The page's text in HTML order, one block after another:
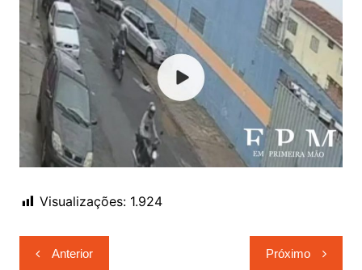
Visualizações: 1.924
Navegação
Anterior Próximo